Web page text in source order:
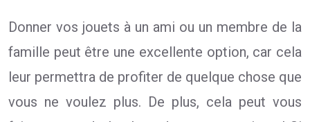
Donner vos jouets à un ami ou un membre de la
famille peut être une excellente option, car cela
leur permettra de profiter de quelque chose que
vous ne voulez plus. De plus, cela peut vous